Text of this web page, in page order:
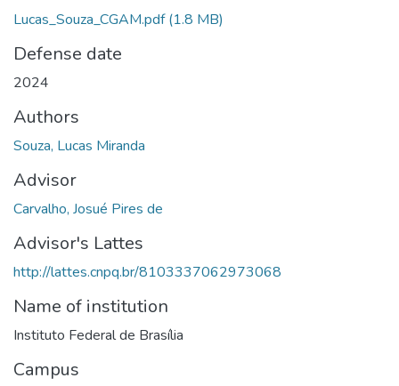
Lucas_Souza_CGAM.pdf(1.8 MB)
Defense date
2024
Authors
Souza, Lucas Miranda
Advisor
Carvalho, Josué Pires de
Advisor's Lattes
http://lattes.cnpq.br/8103337062973068
Name of institution
Instituto Federal de Brasília
Campus